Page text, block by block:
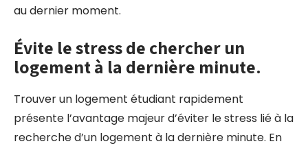
au dernier moment.
Évite le stress de chercher un
logement à la dernière minute.
Trouver un logement étudiant rapidement
présente l’avantage majeur d’éviter le stress lié à la
recherche d’un logement à la dernière minute. En